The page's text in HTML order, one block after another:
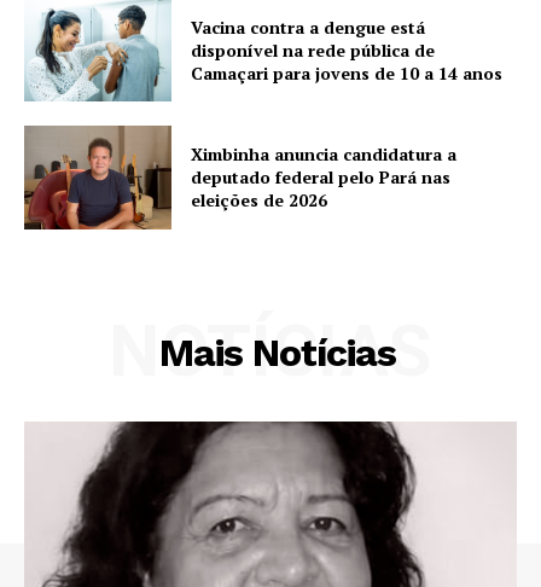
Vacina contra a dengue está
disponível na rede pública de
Camaçari para jovens de 10 a 14 anos
Ximbinha anuncia candidatura a
deputado federal pelo Pará nas
eleições de 2026
Mais Notícias
NOTÍCIAS